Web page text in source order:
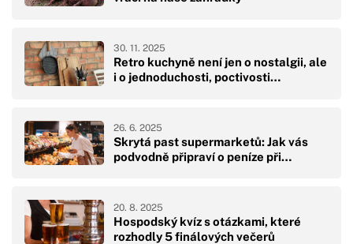
Retro kuchyně není jen o nostalgii, ale
i o jednoduchosti, poctivosti…
30. 11. 2025
Skrytá past supermarketů: Jak vás
podvodně připraví o peníze při…
26. 6. 2025
Hospodský kvíz s otázkami, které
rozhodly 5 finálových večerů
20. 8. 2025